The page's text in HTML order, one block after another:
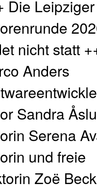
Die Leipziger
nicht statt
Anders
Sandra
Serena
und freie
Zoë Beck